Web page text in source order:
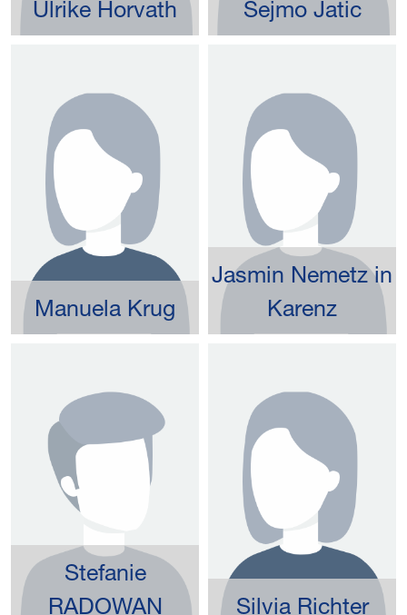
Ulrike Horvath Sejmo Jatic
Manuela Krug
Jasmin Nemetz in
Karenz
Stefanie
RADOWAN
Silvia Richter